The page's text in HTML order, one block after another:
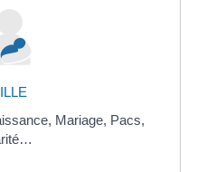
Mariage, Pacs,